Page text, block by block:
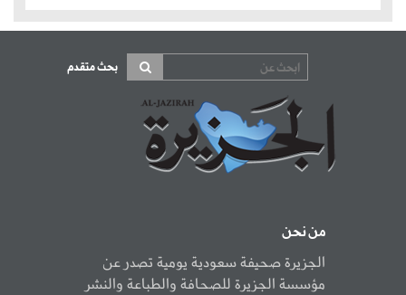
بحث متقدم
من نحن
الجزيرة صحيفة سعودية يومية تصدر عن
مؤسسة الجزيرة للصحافة والطباعة والنشر